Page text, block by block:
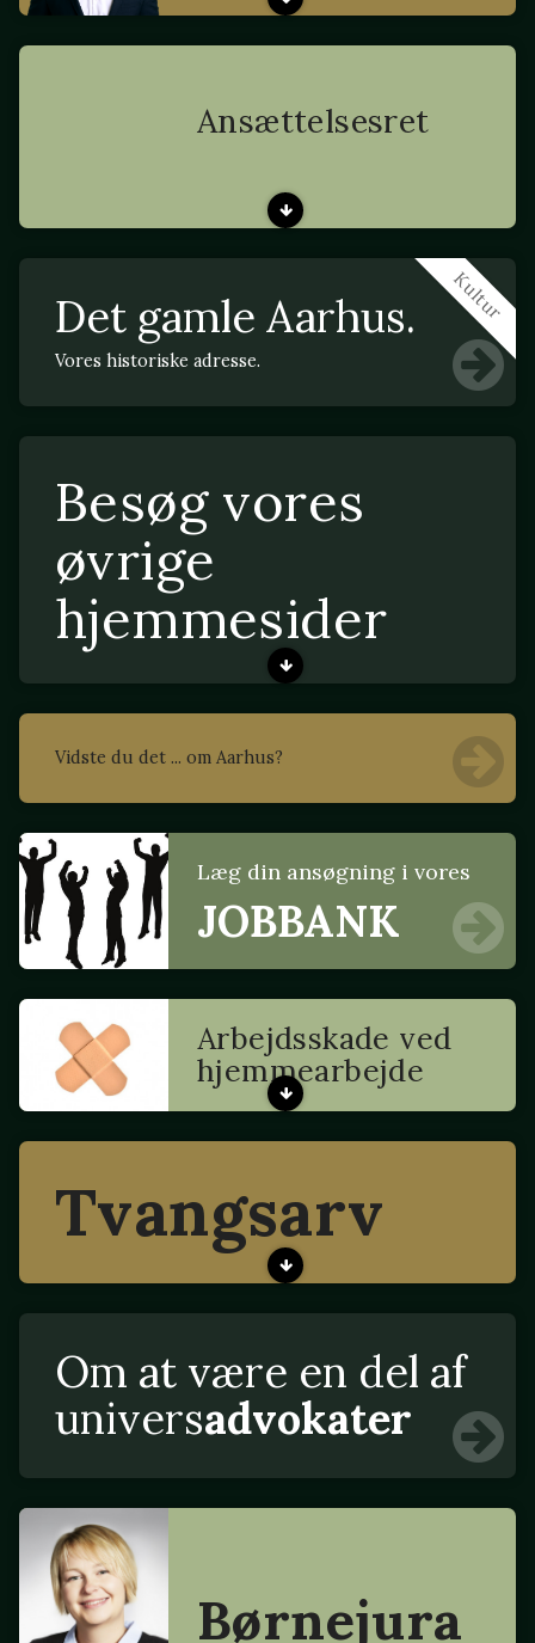
Ansættelsesret
Kultur
Det gamle Aarhus.
Vores historiske adresse.
Besøg vores
øvrige
hjemmesider
Vidste du det ... om Aarhus?
Læg din ansøgning i vores
JOBBANK
Arbejdsskade ved
hjemmearbejde
Tvangsarv
Om at være en del af
universadvokater
Børnejura